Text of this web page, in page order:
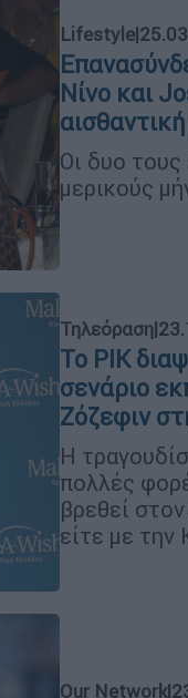
Lifestyle|
Νίνο και
Οι δυο τους
μερικούς
Τηλεόραση|
Το ΡΙΚ
σενάριο
Ζόζεφιν
Η
πολλές
βρεθεί
είτε με την
Our Network|